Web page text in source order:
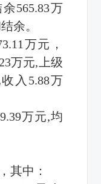
565.83万
余。
万元，
万元,上级
入5.88万
万元,均
其中：